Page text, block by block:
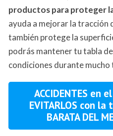
productos para proteger
ayuda a mejorar la tracción
también protege la
podrás mantener tu tabla
condiciones durante mucho
ACCIDENTES en
EVITARLOS con la
BARATA DEL